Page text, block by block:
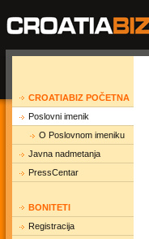
CROATIABIZ POČETNA
Poslovni imenik
O Poslovnom imeniku
Javna nadmetanja
PressCentar
BONITETI
Registracija